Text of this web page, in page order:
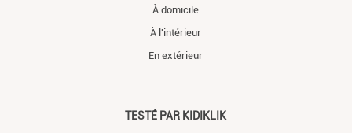
À domicile
À l'intérieur
En extérieur
TESTÉ PAR KIDIKLIK